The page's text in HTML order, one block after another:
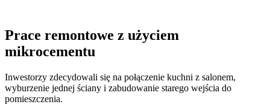
Prace remontowe z użyciem
mikrocementu
Inwestorzy zdecydowali się na połączenie kuchni z salonem,
wyburzenie jednej ściany i zabudowanie starego wejścia do
pomieszczenia.